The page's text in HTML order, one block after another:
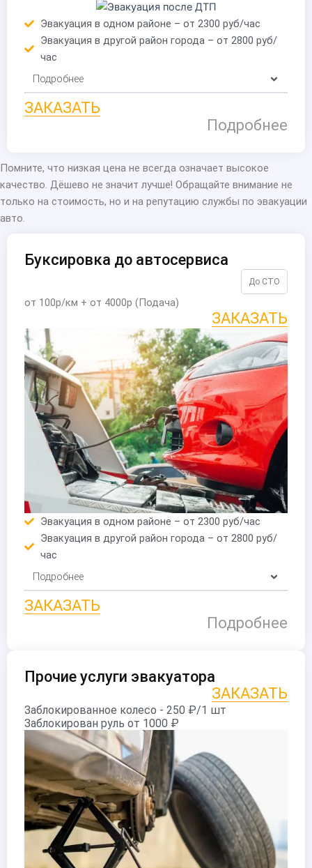
Эвакуация в одном районе – от 2300 руб/час
Эвакуация в другой район города – от 2800 руб/
час
Подробнее
ЗАКАЗАТЬ
Подробнее
Помните, что низкая цена не всегда означает высокое
качество. Дёшево не значит лучше! Обращайте внимание не
только на стоимость, но и на репутацию службы по эвакуации
авто.
Буксировка до автосервиса
До СТО
от 100р/км + от 4000р (Подача)
ЗАКАЗАТЬ
Эвакуация в одном районе – от 2300 руб/час
Эвакуация в другой район города – от 2800 руб/
час
Подробнее
ЗАКАЗАТЬ
Подробнее
Прочие услуги эвакуатора
ЗАКАЗАТЬ
Заблокированное колесо - 250 ₽/1 шт
Заблокирован руль от 1000 ₽